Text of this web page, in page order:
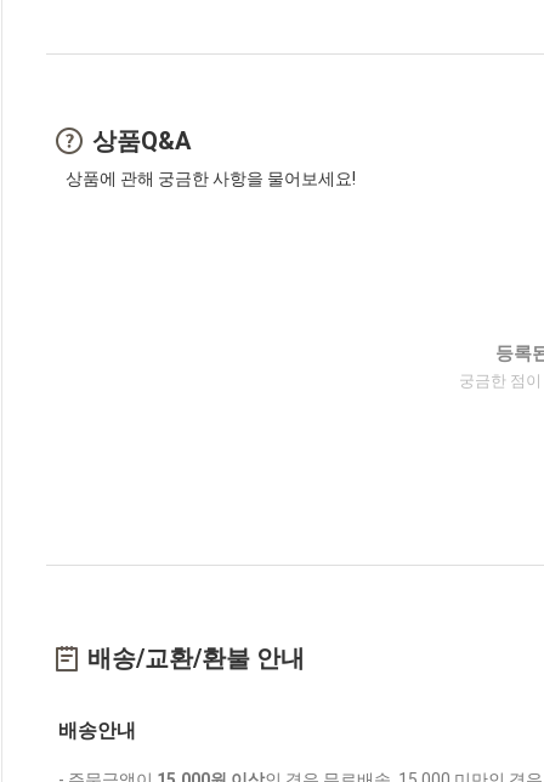
상품Q&A
상품에 관해 궁금한 사항을 물어보세요!
등록
궁금한 점
배송/교환/환불 안내
배송안내